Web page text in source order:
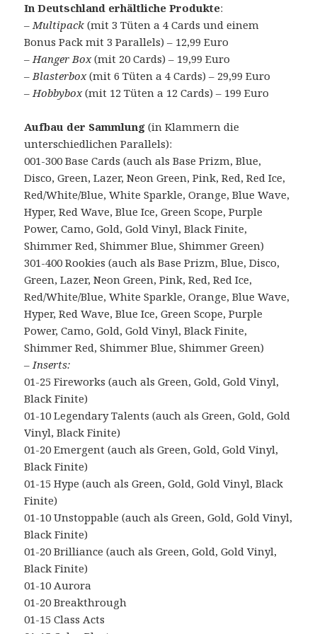
In Deutschland erhältliche Produkte:
–Multipack (mit 3 Tüten a 4 Cards und einem
Bonus Pack mit 3 Parallels) – 12,99 Euro
–Hanger Box(mit 20 Cards) – 19,99 Euro
–Blasterbox(mit 6 Tüten a 4 Cards) – 29,99 Euro
–Hobbybox(mit 12 Tüten a 12 Cards) – 199 Euro
Aufbau der Sammlung (in Klammern die
unterschiedlichen Parallels):
001-300 Base Cards (auch als Base Prizm, Blue,
Disco, Green, Lazer, Neon Green, Pink, Red, Red Ice,
Red/White/Blue, White Sparkle, Orange, Blue Wave,
Hyper, Red Wave, Blue Ice, Green Scope, Purple
Power, Camo, Gold, Gold Vinyl, Black Finite,
Shimmer Red, Shimmer Blue, Shimmer Green)
301-400 Rookies (auch als Base Prizm, Blue, Disco,
Green, Lazer, Neon Green, Pink, Red, Red Ice,
Red/White/Blue, White Sparkle, Orange, Blue Wave,
Hyper, Red Wave, Blue Ice, Green Scope, Purple
Power, Camo, Gold, Gold Vinyl, Black Finite,
Shimmer Red, Shimmer Blue, Shimmer Green)
– Inserts:
01-25 Fireworks (auch als Green, Gold, Gold Vinyl,
Black Finite)
01-10 Legendary Talents (auch als Green, Gold, Gold
Vinyl, Black Finite)
01-20 Emergent (auch als Green, Gold, Gold Vinyl,
Black Finite)
01-15 Hype (auch als Green, Gold, Gold Vinyl, Black
Finite)
01-10 Unstoppable (auch als Green, Gold, Gold Vinyl,
Black Finite)
01-20 Brilliance (auch als Green, Gold, Gold Vinyl,
Black Finite)
01-10 Aurora
01-20 Breakthrough
01-15 Class Acts